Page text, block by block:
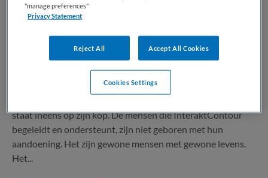
WO
Parttime
Tijdelijk dienstverband
Verder met hersenletsel Het kan iedereen overkomen. Een
staat ineens op zijn kop. De mensen die InteraktContour
begeleidt en ondersteunt, zijn niet geboren met hun
aandoening. Het zijn gewone mensen met gewone levens.
Het...
"manage preferences"
Privacy Statement
Reject All Accept All Cookies
Cookies Settings